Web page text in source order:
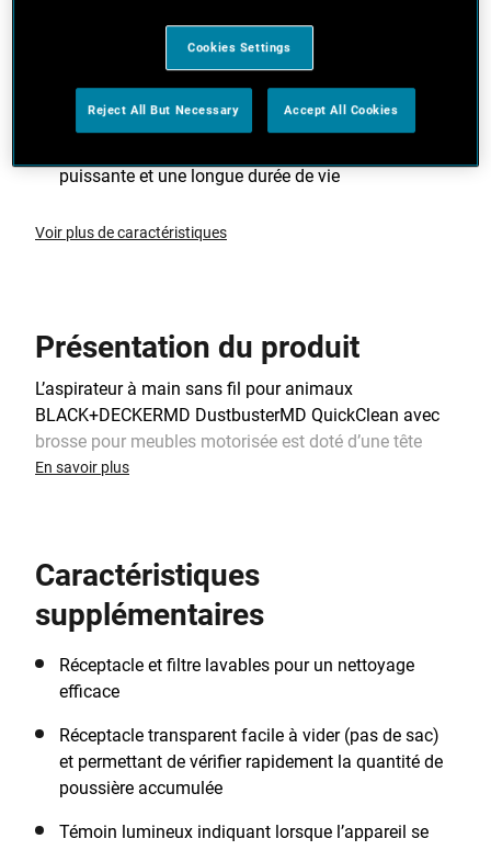
notre aspirateur à main le plus populaire
puissante et une longue durée de vie
Voir plus de caractéristiques
Présentation du produit
L’aspirateur à main sans fil pour animaux
BLACK+DECKERMD DustbusterMD QuickClean avec
brosse pour meubles motorisée est doté d’une tête
motorisée permettant d’aspirer les poils d’animaux
la nourriture et la litière.
En savoir plus
Caractéristiques
supplémentaires
Réceptacle et filtre lavables pour un nettoyage
efficace
Réceptacle transparent facile à vider (pas de sac)
et permettant de vérifier rapidement la quantité de
poussière accumulée
Témoin lumineux indiquant lorsque l’appareil se
Cookies Settings
Reject All But Necessary Accept All Cookies